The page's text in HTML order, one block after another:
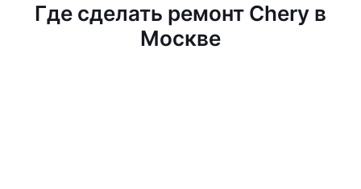
Где сделать ремонт Chery в
Москве